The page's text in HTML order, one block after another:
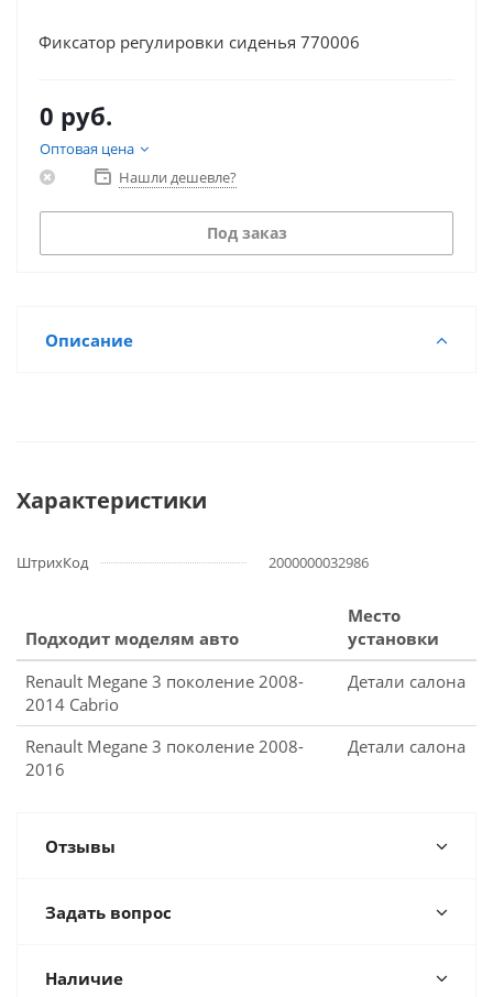
Фиксатор регулировки сиденья 770006
0 руб.
Оптовая цена
Нашли дешевле?
Под заказ
Описание
Характеристики
ШтрихКод 2000000032986
Подходит моделям авто
Место
установки
Renault Megane 3 поколение 2008-
2014 Cabrio
Детали салона
Renault Megane 3 поколение 2008-
2016
Детали салона
Отзывы
Задать вопрос
Наличие